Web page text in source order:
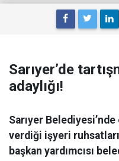
Sarıyer’de
adaylığı!
Sarıyer
verdiği işyeri
başkan yardımcısı